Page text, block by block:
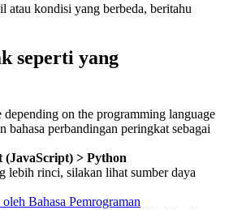
atau kondisi yang berbeda, beritahu
seperti yang
depending on the programming language
bahasa perbandingan peringkat sebagai
(JavaScript) > Python
lebih rinci, silakan lihat sumber daya
Bahasa Pemrograman